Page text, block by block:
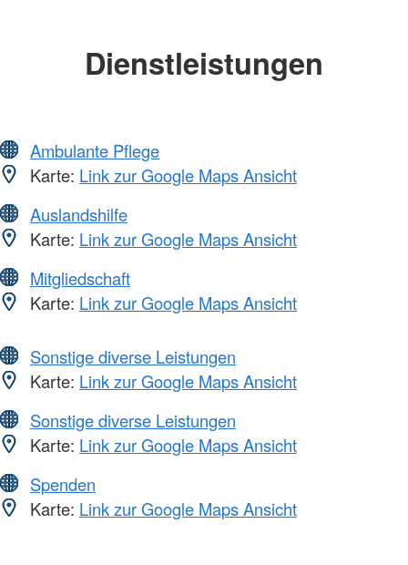
Dienstleistungen
Ambulante Pflege
Karte: Link zur Google Maps Ansicht
Auslandshilfe
Karte: Link zur Google Maps Ansicht
Mitgliedschaft
Karte: Link zur Google Maps Ansicht
Sonstige diverse Leistungen
Karte: Link zur Google Maps Ansicht
Sonstige diverse Leistungen
Karte: Link zur Google Maps Ansicht
Spenden
Karte: Link zur Google Maps Ansicht